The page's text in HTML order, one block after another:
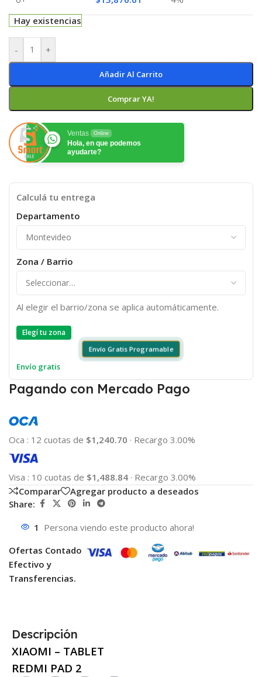
Hay existencias
- +
Añadir Al Carrito
Comprar YA!
Ventas Online
Hola, en que podemos
ayudarte?
Calculá tu entrega
Departamento
Zona / Barrio
Al elegir el barrio/zona se aplica automáticamente.
Elegí tu zona
Envío Gratis Programable
Envío gratis
Pagando con Mercado Pago
Oca : 12 cuotas de $1,240.70 · Recargo 3.00%
Visa : 10 cuotas de $1,488.84 · Recargo 3.00%
Comparar
Agregar producto a deseados
Share:
1 Persona viendo este producto ahora!
Ofertas Contado
Efectivo y
Transferencias.
Descripción
XIAOMI – TABLET
REDMI PAD 2